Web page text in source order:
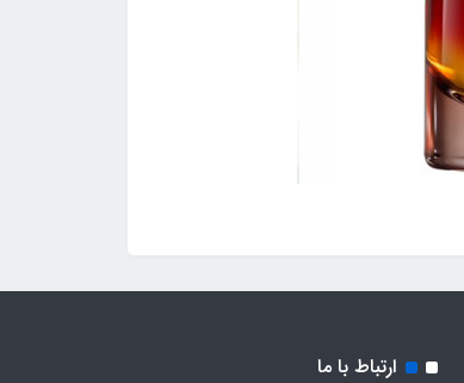
ارتباط با ما